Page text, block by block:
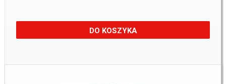
DO KOSZYKA
Dostępne:12 szt